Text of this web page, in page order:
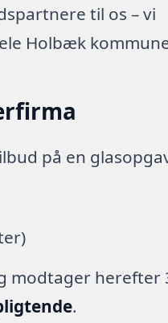
til os – vi
Holbæk
på en
modtager herefter
.